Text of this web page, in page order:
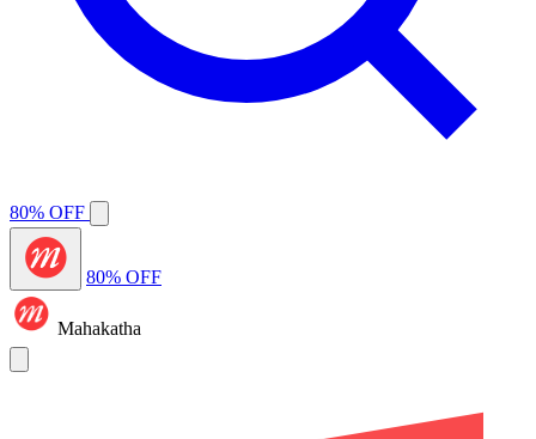
80% OFF
80% OFF
Mahakatha